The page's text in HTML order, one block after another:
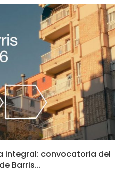
integral: convocatoria del
Barris...